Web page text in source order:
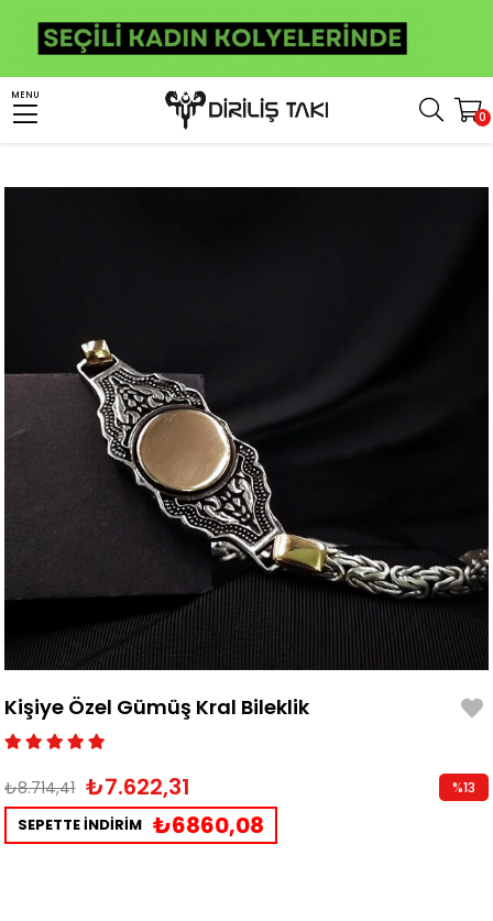
MENU
0
Kişiye Özel Ürünler
Kişiye Özel Gümüş Kral Bileklik
₺8.714,41 ₺7.622,31
SEPETTE İNDİRİM ₺6860,08
%13